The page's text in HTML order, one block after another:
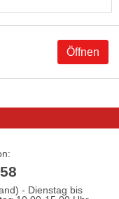
Öffnen
- Dienstag bis